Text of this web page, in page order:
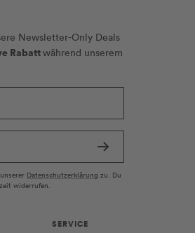
Newsletter-Only Deals
Rabattwährend unserem
Datenschutzerklärung zu. Du
widerrufen.
SERVICE